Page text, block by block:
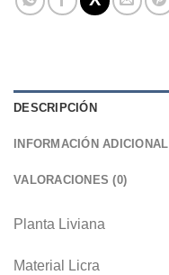
DESCRIPCIÓN
INFORMACIÓN ADICIONAL
VALORACIONES (0)
Planta Liviana
Material Licra